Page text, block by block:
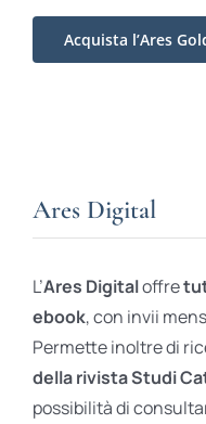
Acquista l’Ares
Ares Digital
L’Ares Digitaloffre
ebook, con invii
Permette inoltre di
della rivista Studi
possibilità di